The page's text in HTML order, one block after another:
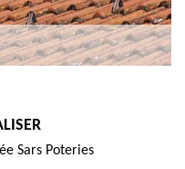
Sars Poteries